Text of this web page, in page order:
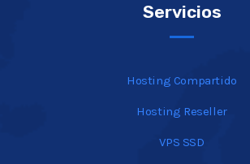
Servicios
Hosting Compartido
Hosting Reseller
VPS SSD